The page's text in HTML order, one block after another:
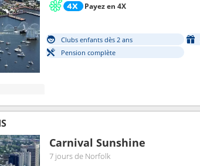
Payez en 4X
Clubs enfants dès 2 ans
Pension complète
Carnival Sunshine
7 joursde Norfolk